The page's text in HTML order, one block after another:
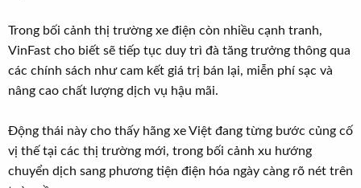
Trong bối cảnh thị trường xe điện còn nhiều cạnh tranh,
VinFast cho biết sẽ tiếp tục duy trì đà tăng trưởng thông qua
các chính sách như cam kết giá trị bán lại, miễn phí sạc và
nâng cao chất lượng dịch vụ hậu mãi.
Động thái này cho thấy hãng xe Việt đang từng bước củng cố
vị thế tại các thị trường mới, trong bối cảnh xu hướng
chuyển dịch sang phương tiện điện hóa ngày càng rõ nét trên